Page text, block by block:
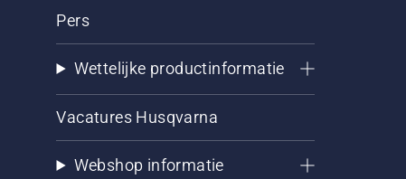
Pers
Wettelijke productinformatie
Vacatures Husqvarna
Webshop informatie